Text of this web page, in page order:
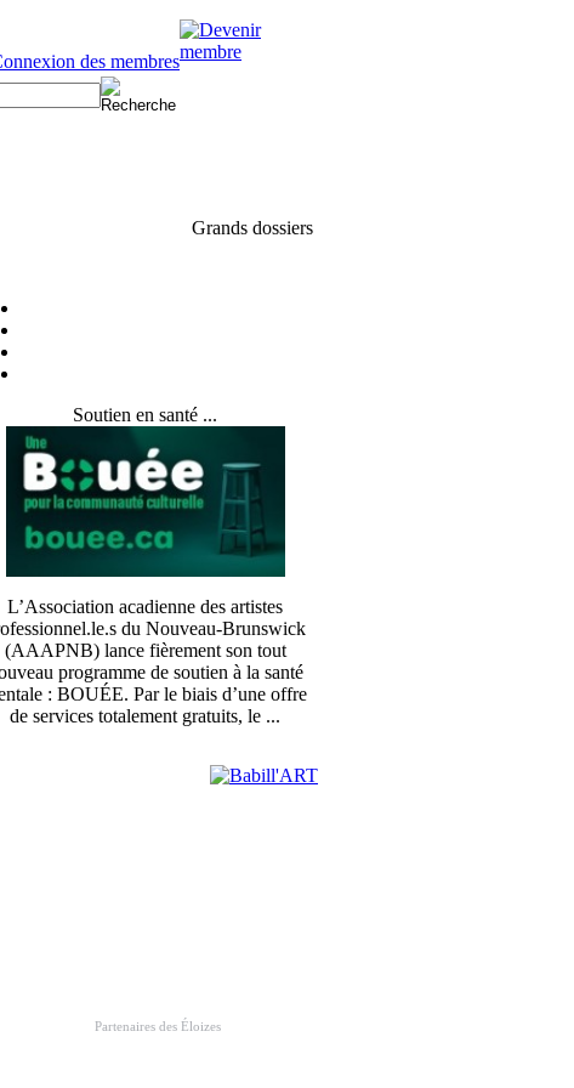
Soutien en santé ...
L’Association acadienne des artistes
du Nouveau-Brunswick
(AAAPNB) lance fièrement son tout
programme de soutien à la santé
: BOUÉE. Par le biais d’une offre
de services totalement gratuits, le ...
Partenaires des Éloizes